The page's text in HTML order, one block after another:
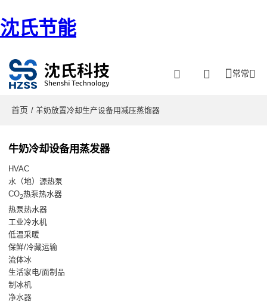
沈氏节能
常常
首页 / 羊奶放置冷却生产设备用减压蒸馏器
牛奶冷却设备用蒸发器
HVAC
水（地）源热泵
CO2热泵热水器
热泵热水器
工业冷水机
低温采暖
保鲜/冷藏运输
流体冰
生活家电/面制品
制冰机
净水器